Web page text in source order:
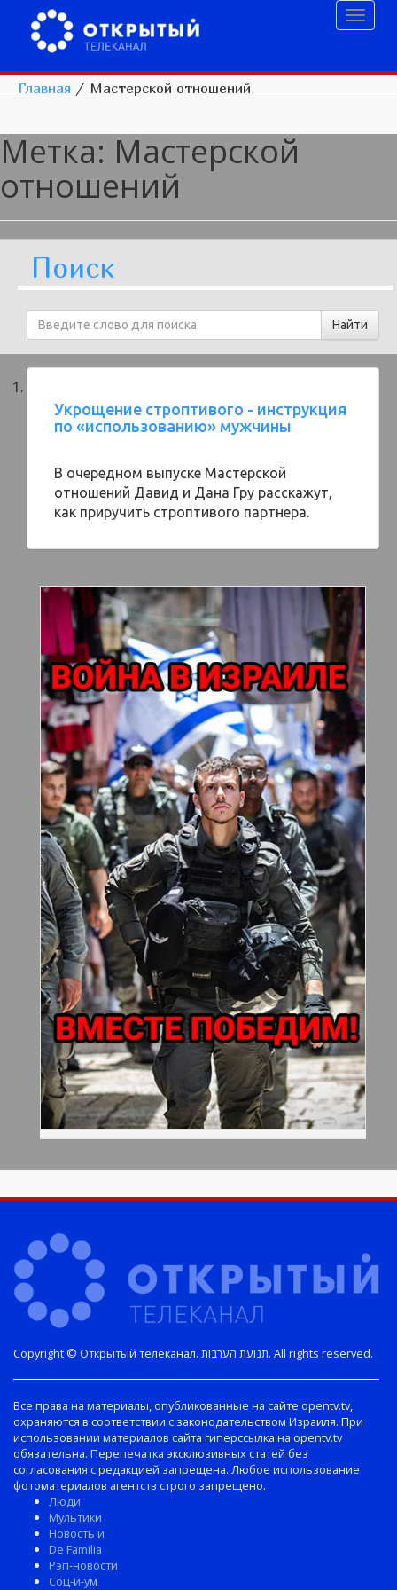
Главная / Мастерской отношений
Метка: Мастерской
отношений
Поиск
Укрощение строптивого - инструкция
по «использованию» мужчины
В очередном выпуске Мастерской
отношений Давид и Дана Гру расскажут,
как приручить строптивого партнера.
Copyright © Открытый телеканал. תנועת הערבות. All rights reserved.
Все права на материалы, опубликованные на сайте opentv.tv,
охраняются в соответствии с законодательством Израиля. При
использовании материалов сайта гиперссылка на opentv.tv
обязательна. Перепечатка эксклюзивных статей без
согласования с редакцией запрещена. Любое использование
фотоматериалов агентств строго запрещено.
Люди
Мультики
Новость и
De Familia
Рэп-новости
Соц-и-ум